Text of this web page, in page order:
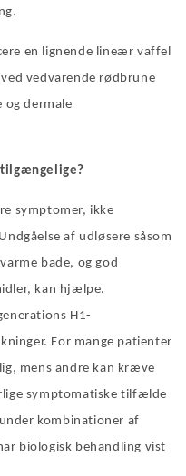
en lignende lineær vaffel
vedvarende rødbrune
og dermale
symptomer, ikke
af udløsere såsom
bade, og god
kan hjælpe.
H1-
For mange patienter
mens andre kan kræve
symptomatiske tilfælde
kombinationer af
biologisk behandling vist